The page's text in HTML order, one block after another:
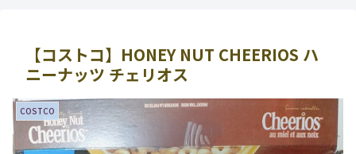
【コストコ】HONEY NUT CHEERIOS ハ
ニーナッツ チェリオス
COSTCO